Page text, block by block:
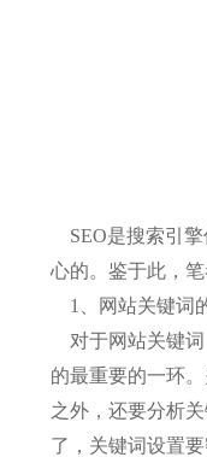
SEO是搜索引擎
心的。鉴于此，
1、网站关键词
对于网站关键词
的最重要的一环
之外，还要分析
了，关键词设置